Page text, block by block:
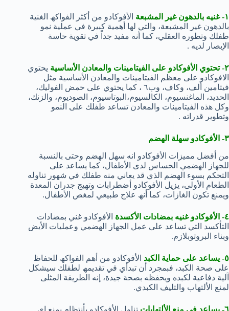
١- غنيه بالدھون غیر المشبعة
الأفوكادو من أكثر الفواكھ الغنیة
بالدھون غیر المشبعة، والتي لھا أھمیة كبیرة في عملیة نمو
طفلك وتطوره العقلي، كما أنه مفید جداً في تقویة حاسة
الإبصار لدیه .
٢- تحتوي الأفوكادو على الفیتامینات والمعادن الأساسیة
یحتوي
الافوكادو على معظم الفیتامینات والمعادن الأساسیة مثل
فیتامین ألف، وكاف، وب٦ ، كما یحتوي على حمض الفولیك،
الحدید، الماغنسیوم، الكالسیوم،البوتاسیوم، الصودیوم، والزنك،
وكل ھذه الفیتامینات والمعادن تساعد طفلك على النمو
وتطویر قدراته .
٣- الأفوكادو سھلة الھضم
من أفضل ممیزات الأفوكادو انه سھل الھضم وحتى بالنسبة
للجھاز الھضمي الحساس لدى الأطفال، كما یساعد على
التحكم بسوء الھضم الذي قد یعاني منه طفلك في شھور تناوله
الطعام الأولى، یزیل الأفوكادو أضطرابات وتھیج جدران المعدة
ویمنع تكون الغازات، كما أنھ علاج طبیعي لمغص الأطفال.
٤- الأفوكادو غنيه بمضادات الأكسدة
الأفوكادو غني بمضادات
التأكسد التي تساعد على عمل الجھاز الھضمي وعملیات الأیض
وبناء البروتوبلازم.
٥- یساعد على حمایة الكبد
الأفوكادو من أھم الفواكھ للحفاظ
على صحة الكبد، فبمجرد أن تبدأي في تقدیمھ لطفلك سیشكل
آلیة دفاعیة لكبده ویحفظه بصحة جیدة، إنه الطریقة المثلى
لمنع الألتھاب والتلیف الكبدي.